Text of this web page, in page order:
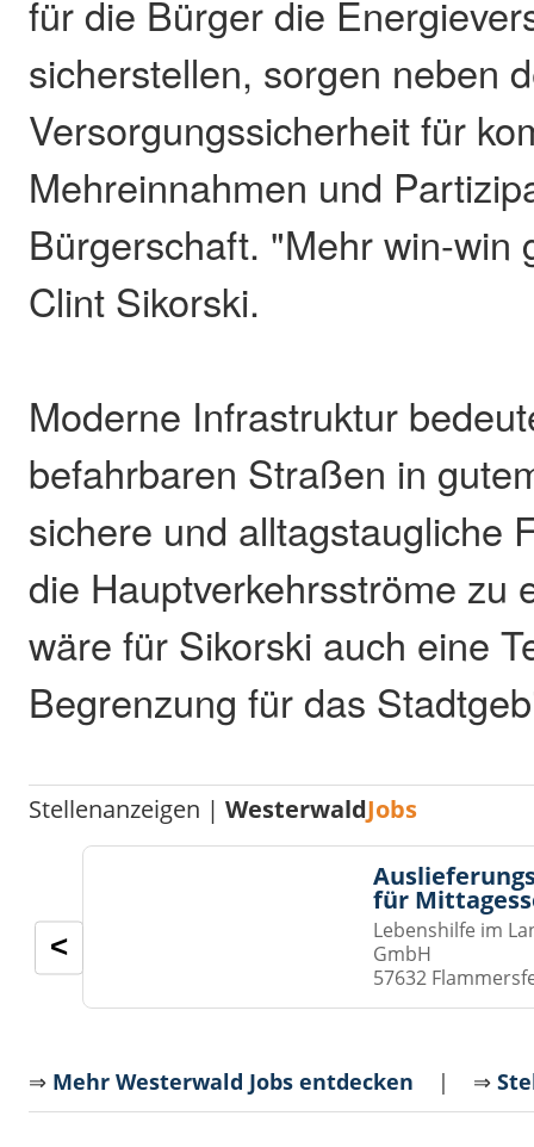
für die Bürger die
sicherstellen, sorgen neben
Versorgungssicherheit für
Mehreinnahmen und
Bürgerschaft. "Mehr win-win
Clint Sikorski.
Moderne Infrastruktur
befahrbaren Straßen in
sichere und alltagstaugliche
die Hauptverkehrsströme zu
wäre für Sikorski auch eine
Begrenzung für das
Stellenanzeigen |WesterwaldJobs
für
Lebenshilfe im
GmbH
57632
<
⇒ Mehr Westerwald Jobs entdecken | ⇒